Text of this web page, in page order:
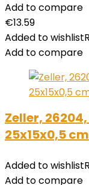
Add to compare
€13.59
Added to wishlist
Add to compare
Zeller,
25x15x0,5 cm
Added to wishlist
Add to compare